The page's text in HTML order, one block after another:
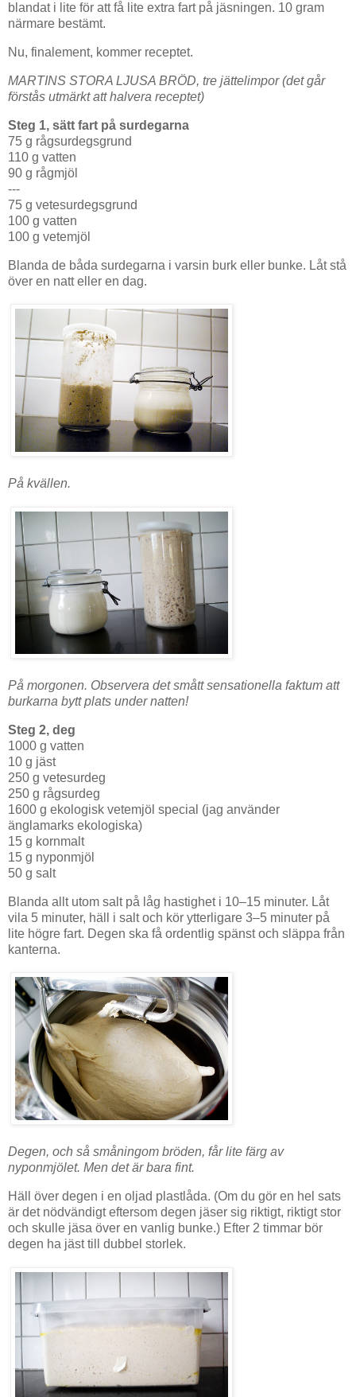
blandat i lite för att få lite extra fart på jäsningen. 10 gram
närmare bestämt.
Nu, finalement, kommer receptet.
MARTINS STORA LJUSA BRÖD, tre jättelimpor (det går
förstås utmärkt att halvera receptet)
Steg 1, sätt fart på surdegarna
75 g rågsurdegsgrund
110 g vatten
90 g rågmjöl
---
75 g vetesurdegsgrund
100 g vatten
100 g vetemjöl
Blanda de båda surdegarna i varsin burk eller bunke. Låt stå
över en natt eller en dag.
På kvällen.
På morgonen. Observera det smått sensationella faktum att
burkarna bytt plats under natten!
Steg 2, deg
1000 g vatten
10 g jäst
250 g vetesurdeg
250 g rågsurdeg
1600 g ekologisk vetemjöl special (jag använder
änglamarks ekologiska)
15 g kornmalt
15 g nyponmjöl
50 g salt
Blanda allt utom salt på låg hastighet i 10–15 minuter. Låt
vila 5 minuter, häll i salt och kör ytterligare 3–5 minuter på
lite högre fart. Degen ska få ordentlig spänst och släppa från
kanterna.
Degen, och så småningom bröden, får lite färg av
nyponmjölet. Men det är bara fint.
Häll över degen i en oljad plastlåda. (Om du gör en hel sats
är det nödvändigt eftersom degen jäser sig riktigt, riktigt stor
och skulle jäsa över en vanlig bunke.) Efter 2 timmar bör
degen ha jäst till dubbel storlek.